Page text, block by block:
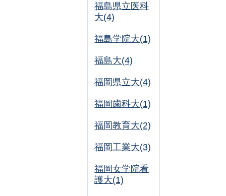
福島県立医科
大(4)
福島学院大(1)
福島大(4)
福岡県立大(4)
福岡歯科大(1)
福岡教育大(2)
福岡工業大(3)
福岡女学院看
護大(1)